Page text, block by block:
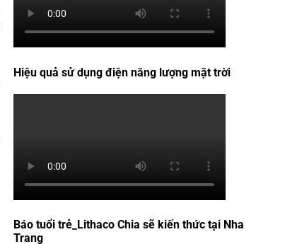
Hiệu quả sử dụng điện năng lượng mặt trời
Báo tuổi trẻ_Lithaco Chia sẽ kiến thức tại Nha
Trang